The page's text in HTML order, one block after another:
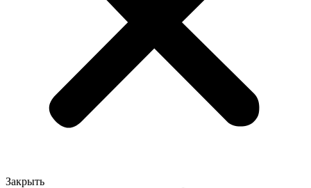
Закрыть